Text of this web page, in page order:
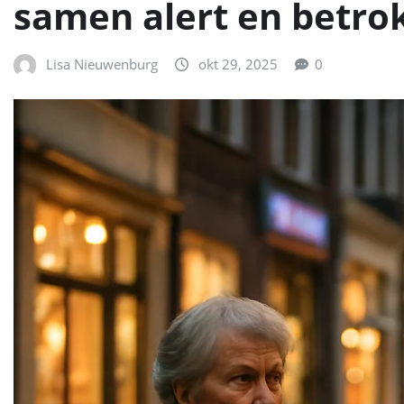
samen alert en
Lisa Nieuwenburg okt 29, 2025 0